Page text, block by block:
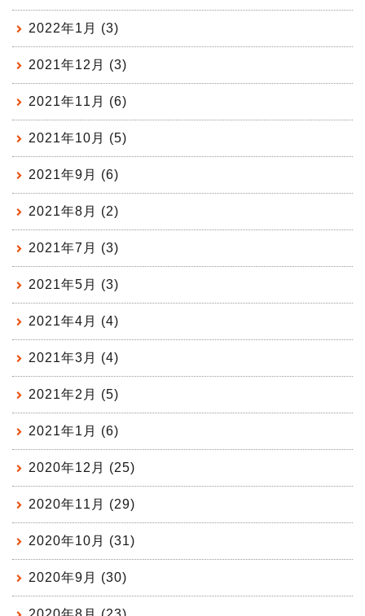
2022年1月 (3)
2021年12月 (3)
2021年11月 (6)
2021年10月 (5)
2021年9月 (6)
2021年8月 (2)
2021年7月 (3)
2021年5月 (3)
2021年4月 (4)
2021年3月 (4)
2021年2月 (5)
2021年1月 (6)
2020年12月 (25)
2020年11月 (29)
2020年10月 (31)
2020年9月 (30)